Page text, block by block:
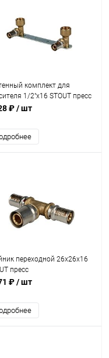
комплект для
1/2"x16 STOUT пресс
₽/ шт
переходной 26х26х16
пресс
₽/ шт